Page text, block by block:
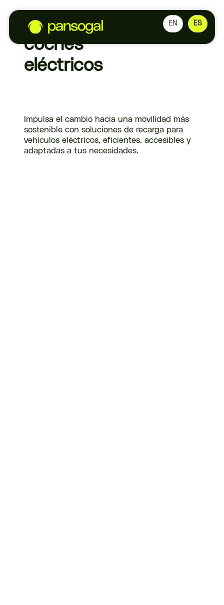
EN ES
Cargadores para
coches
eléctricos
Impulsa el cambio hacia una movilidad más
sostenible con soluciones de recarga para
vehículos eléctricos, eficientes, accesibles y
adaptadas a tus necesidades.